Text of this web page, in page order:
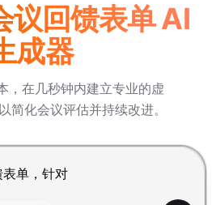
议回馈表单 AI
成器
，在几秒钟内建立专业的虚
简化会议评估并持续改进。
换行